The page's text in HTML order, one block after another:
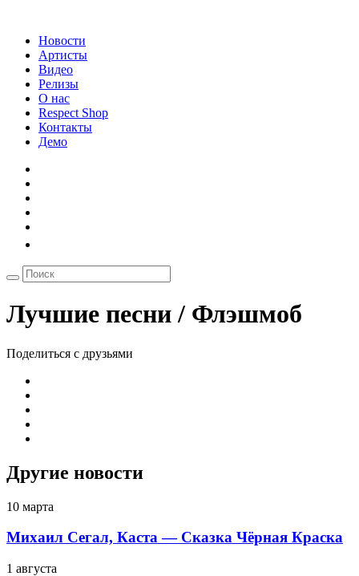
Новости
Артисты
Видео
Релизы
О нас
Respect Shop
Контакты
Демо
Лучшие песни / Флэшмоб
Поделиться с друзьями
Другие новости
10 марта
Михаил Сегал, Каста — Сказка Чёрная Краска
1 августа